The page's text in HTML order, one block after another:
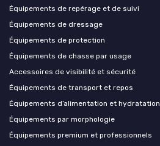
Équipements de repérage et de suivi
Équipements de dressage
Équipements de protection
Équipements de chasse par usage
Accessoires de visibilité et sécurité
Équipements de transport et repos
Équipements d’alimentation et hydratation
Équipements par morphologie
Équipements premium et professionnels